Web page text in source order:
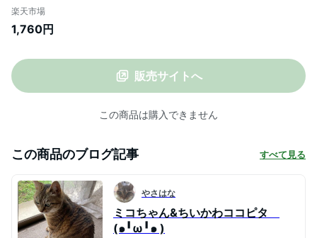
ソート | 岡本 フットカバー カバーソック
ス くるぶしカバーソックス 脱げないフッ
ス ココピタ
楽天市場
1,760円
販売サイトへ
この商品は購入できません
この商品のブログ記事 すべて見る
やさはな
ミコちゃん&ちいかわココピタ
(๑╹ω╹๑ )